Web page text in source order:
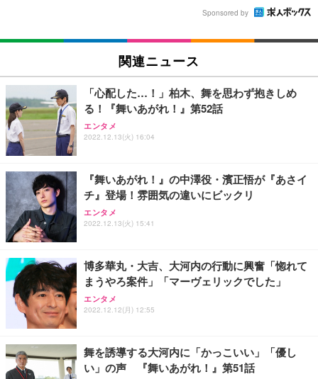
Sponsored by
関連ニュース
「心配した…！」柏木、舞を思わず抱きしめ
る！『舞いあがれ！』第52話
エンタメ
2022.12.13(火) 16:04
『舞いあがれ！』の中澤役・濱正悟が『あさイ
チ』登場！雰囲気の違いにビックリ
エンタメ
2022.12.13(火) 15:41
博多華丸・大吉、大河内の行動に興奮「惚れて
まうやろ案件」「マーヴェリックでした」
エンタメ
2022.12.12(月) 12:55
舞を誘導する大河内に「かっこいい」「優し
い」の声 『舞いあがれ！』第51話